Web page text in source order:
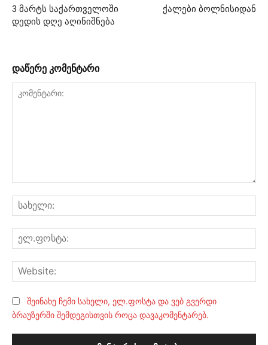
3 მარტს საქართველოში
დედის დღე აღინიშნება
ქალები ბოლნისიდან
დაწერე კომენტარი
შეინახე ჩემი სახელი, ელ.ფოსტა და ვებ გვერდი
ბრაუზერში შემდეგისთვის როცა დავაკომენტარებ.